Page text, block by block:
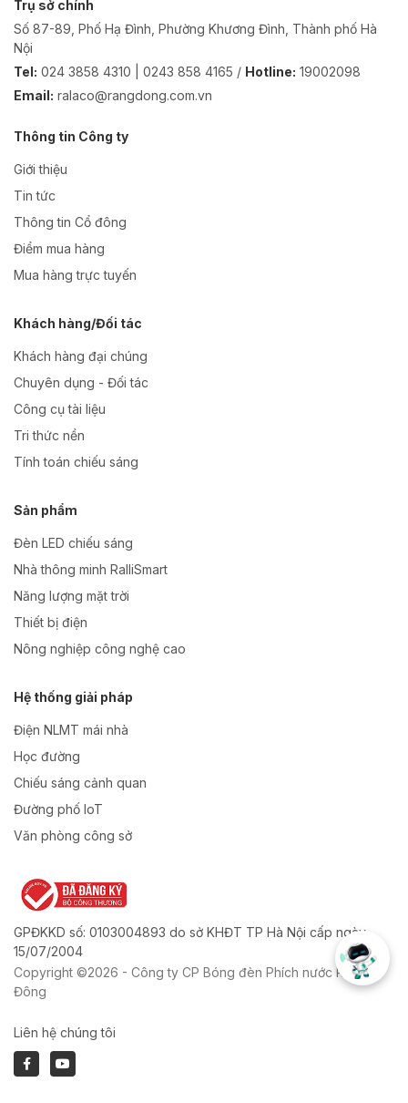
Trụ sở chính
Số 87-89, Phố Hạ Đình, Phường Khương Đình, Thành phố Hà
Nội
Tel: 024 3858 4310 | 0243 858 4165 / Hotline: 19002098
Email: ralaco@rangdong.com.vn
Thông tin Công ty
Giới thiệu
Tin tức
Thông tin Cổ đông
Điểm mua hàng
Mua hàng trực tuyến
Khách hàng/Đối tác
Khách hàng đại chúng
Chuyên dụng - Đối tác
Công cụ tài liệu
Tri thức nền
Tính toán chiếu sáng
Sản phẩm
Đèn LED chiếu sáng
Nhà thông minh RalliSmart
Năng lượng mặt trời
Thiết bị điện
Nông nghiệp công nghệ cao
Hệ thống giải pháp
Điện NLMT mái nhà
Học đường
Chiếu sáng cảnh quan
Đường phố IoT
Văn phòng công sở
GPĐKKD số: 0103004893 do sở KHĐT TP Hà Nội cấp ngày
15/07/2004
Copyright ©2026 - Công ty CP Bóng đèn Phích nước Rạng
Đông
Liên hệ chúng tôi